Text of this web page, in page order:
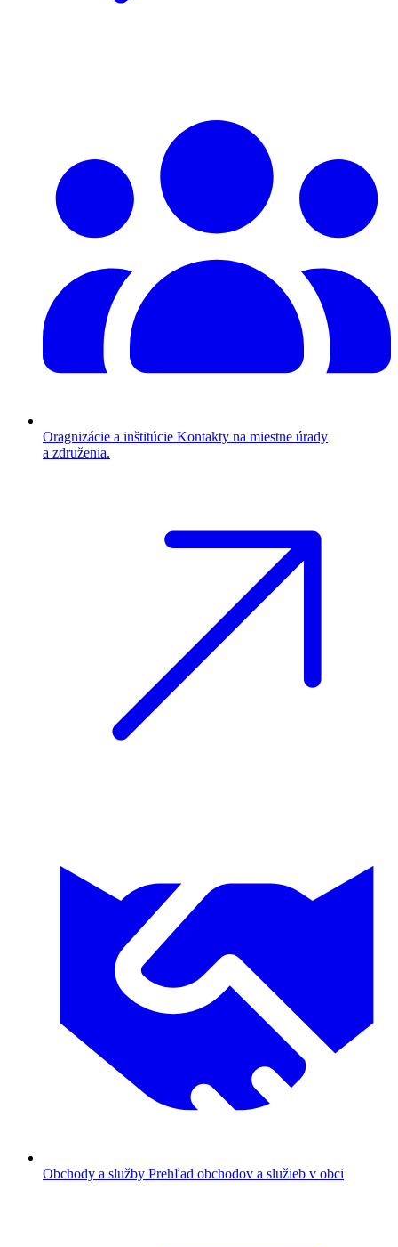
Oragnizácie a inštitúcie Kontakty na miestne úrady
a združenia.
Obchody a služby Prehľad obchodov a služieb v obci